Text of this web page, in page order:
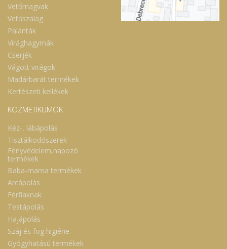
Vetőmagvak
Vetőszalag
Palánták
Virághagymák
Cserjék
Vágott virágok
Madárbarát termékek
Kertészeti kellékek
KOZMETIKUMOK
Kéz-, lábápolás
Tisztálkodószerek
Fényvédelem,napozó
termékek
Baba-mama termékek
Arcápolás
Férfiaknak
Testápolás
Hajápolás
Száj és fog higiéne
Gyógyhatású termékek